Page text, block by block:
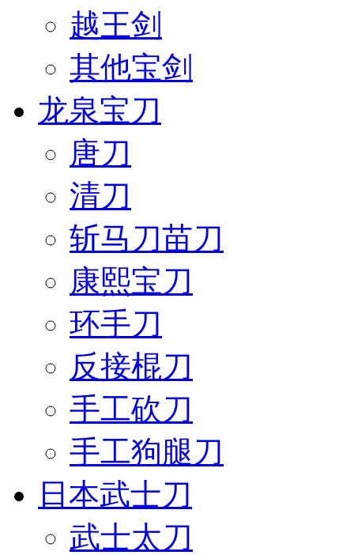
越王剑
其他宝剑
龙泉宝刀
唐刀
清刀
斩马刀苗刀
康熙宝刀
环手刀
反接棍刀
手工砍刀
手工狗腿刀
日本武士刀
武士太刀